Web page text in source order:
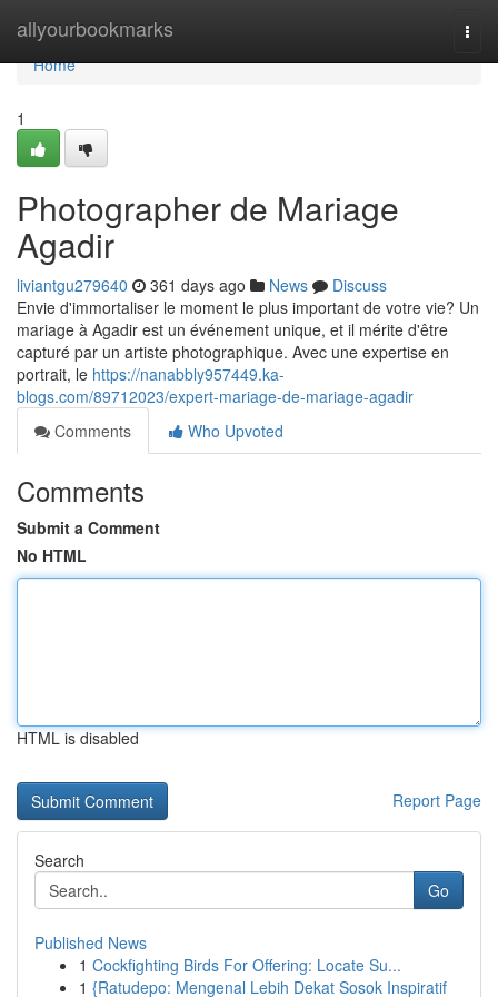
allyourbookmarks
Home
Home
1
Photographer de Mariage
Agadir
liviantgu279640 361 days ago News
Discuss
Envie d'immortaliser le moment le plus important de votre vie? Un
mariage à Agadir est un événement unique, et il mérite d'être
capturé par un artiste photographique. Avec une expertise en
portrait, le https://nanabbly957449.ka-
blogs.com/89712023/expert-mariage-de-mariage-agadir
Comments
Who Upvoted
Comments
Submit a Comment
No HTML
HTML is disabled
Report Page
Search
Go
Published News
1 Cockfighting Birds For Offering: Locate Su...
1 {Ratudepo: Mengenal Lebih Dekat Sosok Inspiratif